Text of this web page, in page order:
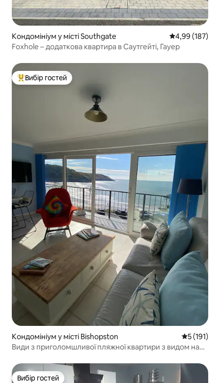
Кондомініум у місті Southgate Середня
4,99 (187)
Foxhole – додаткова квартира в Саутгейті, Гауер
Топ вибір гостей
Вибір гостей
Кондомініум у місті Bishopston Середня
5 (191)
Види з приголомшливої пляжної квартири з видом на
Вибір гостей